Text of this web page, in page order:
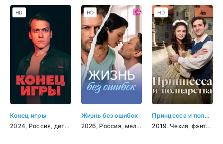
Конец игры
2024 Россия детектив ,мелодрама
HD
Жизнь без ошибок
2026 Россия мелодрама
HD
Принцесса и полцарства
2019 Чехия фэнтези
HD